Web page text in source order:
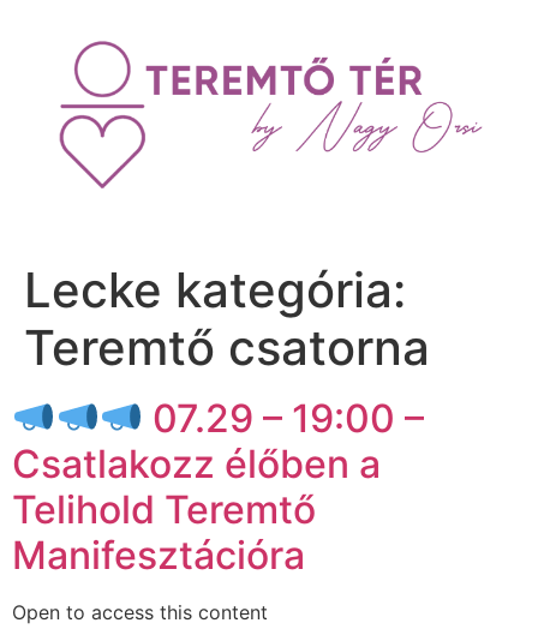
Lecke kategória:
Teremtő csatorna
07.29 – 19:00 –
Csatlakozz élőben a
Telihold Teremtő
Manifesztációra
Open to access this content